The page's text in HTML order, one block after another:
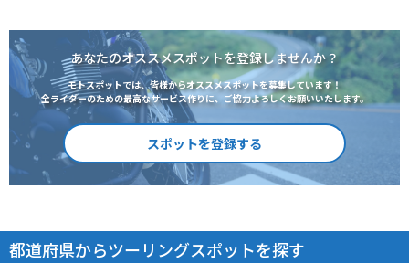
あなたのオススメスポットを登録しませんか？
モトスポットでは、皆様からオススメスポットを募集しています！
全ライダーのための最高なサービス作りに、ご協力よろしくお願いいたします。
スポットを登録する
都道府県からツーリングスポットを探す